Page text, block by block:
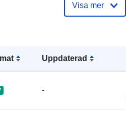
Uppdaterad
-
Visa mer